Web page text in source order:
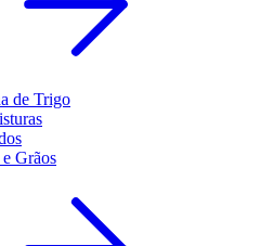
de Trigo
e Grãos